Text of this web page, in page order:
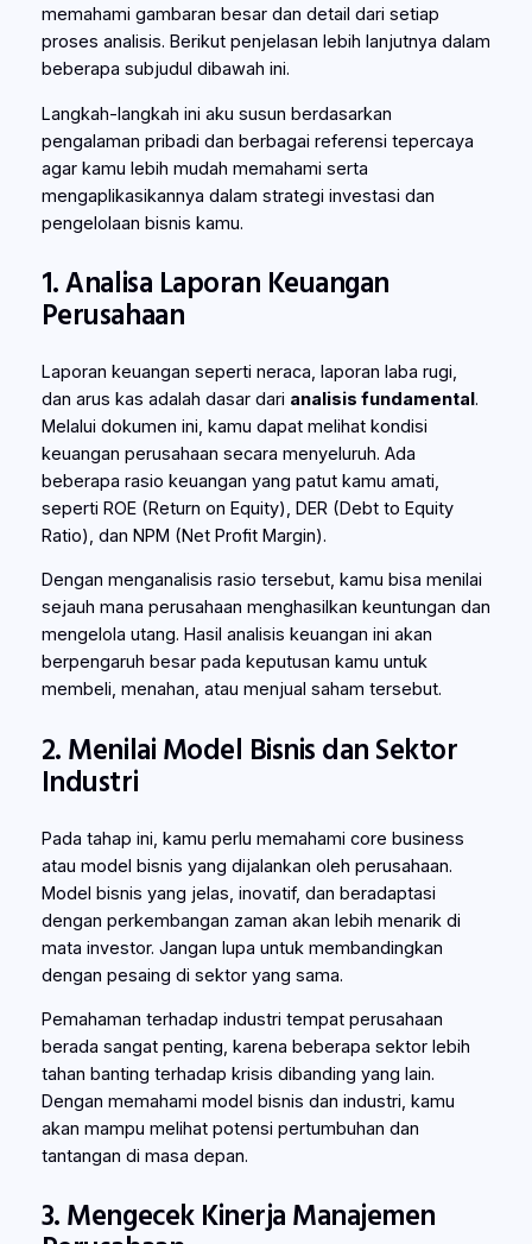
memahami gambaran besar dan detail dari setiap
proses analisis. Berikut penjelasan lebih lanjutnya dalam
beberapa subjudul dibawah ini.
Langkah-langkah ini aku susun berdasarkan
pengalaman pribadi dan berbagai referensi tepercaya
agar kamu lebih mudah memahami serta
mengaplikasikannya dalam strategi investasi dan
pengelolaan bisnis kamu.
1. Analisa Laporan Keuangan
Perusahaan
Laporan keuangan seperti neraca, laporan laba rugi,
dan arus kas adalah dasar dari analisis fundamental.
Melalui dokumen ini, kamu dapat melihat kondisi
keuangan perusahaan secara menyeluruh. Ada
beberapa rasio keuangan yang patut kamu amati,
seperti ROE (Return on Equity), DER (Debt to Equity
Ratio), dan NPM (Net Profit Margin).
Dengan menganalisis rasio tersebut, kamu bisa menilai
sejauh mana perusahaan menghasilkan keuntungan dan
mengelola utang. Hasil analisis keuangan ini akan
berpengaruh besar pada keputusan kamu untuk
membeli, menahan, atau menjual saham tersebut.
2. Menilai Model Bisnis dan Sektor
Industri
Pada tahap ini, kamu perlu memahami core business
atau model bisnis yang dijalankan oleh perusahaan.
Model bisnis yang jelas, inovatif, dan beradaptasi
dengan perkembangan zaman akan lebih menarik di
mata investor. Jangan lupa untuk membandingkan
dengan pesaing di sektor yang sama.
Pemahaman terhadap industri tempat perusahaan
berada sangat penting, karena beberapa sektor lebih
tahan banting terhadap krisis dibanding yang lain.
Dengan memahami model bisnis dan industri, kamu
akan mampu melihat potensi pertumbuhan dan
tantangan di masa depan.
3. Mengecek Kinerja Manajemen